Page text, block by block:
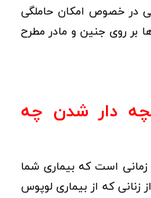
در خصوص امکان حاملگی
بر روی جنین و مادر مطرح
دار شدن چه
است که بیماری شما
زنانی که از بیماری لوپوس